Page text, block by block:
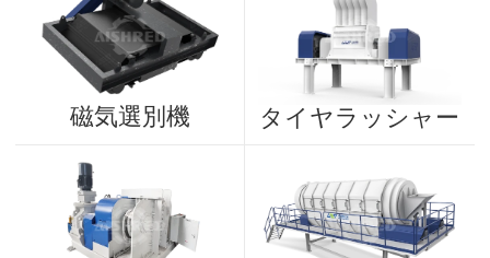
磁気選別機 タイヤラッシャー